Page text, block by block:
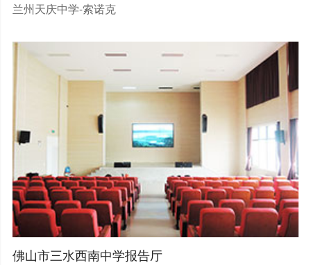
兰州天庆中学-索诺克
佛山市三水西南中学报告厅